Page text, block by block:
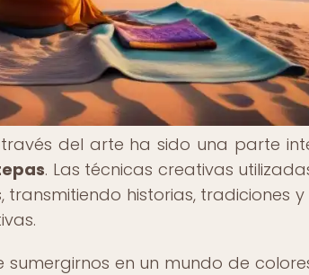
del arte ha sido una parte
. Las técnicas creativas
historias, tradiciones y
en un mundo de